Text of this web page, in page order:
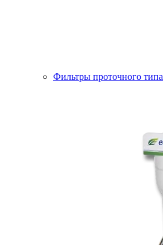
Фильтры проточного типа